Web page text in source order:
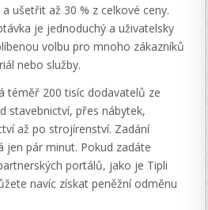
ušetřit až 30 % z celkové ceny.
je jednoduchý a uživatelsky
volbu pro mnoho zákazníků
nebo služby.
téměř 200 tisíc dodavatelů ze
stavebnictví, přes nábytek,
až po strojírenství. Zadání
jen pár minut. Pokud zadáte
portálů, jako je Tipli
navíc získat peněžní odměnu